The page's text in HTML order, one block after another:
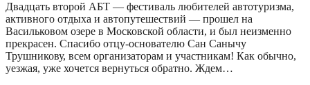
Двадцать второй АБТ — фестиваль любителей автотуризма,
активного отдыха и автопутешествий — прошел на
Васильковом озере в Московской области, и был неизменно
прекрасен. Спасибо отцу-основателю Сан Санычу
Трушникову, всем организаторам и участникам! Как обычно,
уезжая, уже хочется вернуться обратно. Ждем…